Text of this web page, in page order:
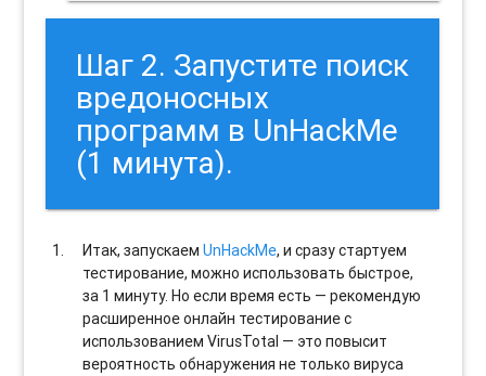
Шаг 2. Запустите поиск
вредоносных
программ в UnHackMe
(1 минута).
Итак, запускаемUnHackMe, и сразу стартуем
тестирование, можно использовать быстрое,
за 1 минуту. Но если время есть — рекомендую
расширенное онлайн тестирование с
использованием VirusTotal — это повысит
вероятность обнаружения не только вируса